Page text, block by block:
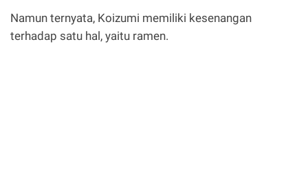
Namun ternyata, Koizumi memiliki kesenangan
terhadap satu hal, yaitu ramen.